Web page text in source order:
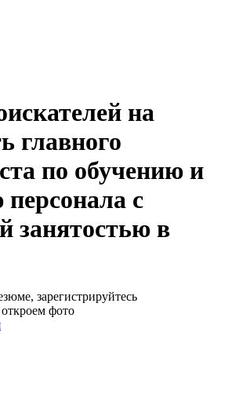
на
главного
по обучению и
с
занятостью в
зарегистрируйтесь
фото